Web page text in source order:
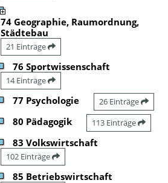
74 Geographie, Raumordnung,
Städtebau
21 Einträge
76 Sportwissenschaft
14 Einträge
77 Psychologie 26 Einträge
80 Pädagogik 113 Einträge
83 Volkswirtschaft
102 Einträge
85 Betriebswirtschaft